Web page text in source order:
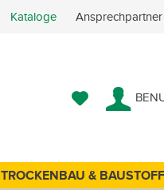
Kataloge Ansprechpartner
TROCKENBAU &